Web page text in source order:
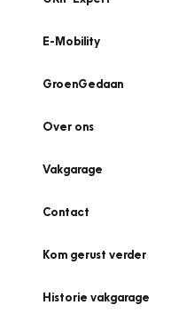
E-Mobility
GroenGedaan
Over ons
Vakgarage
Contact
Kom gerust verder
Historie vakgarage